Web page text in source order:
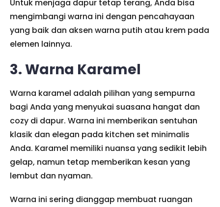
Untuk menjaga dapur tetap terang, Anda bisa
mengimbangi warna ini dengan pencahayaan
yang baik dan aksen warna putih atau krem pada
elemen lainnya.
3. Warna Karamel
Warna karamel adalah pilihan yang sempurna
bagi Anda yang menyukai suasana hangat dan
cozy di dapur. Warna ini memberikan sentuhan
klasik dan elegan pada kitchen set minimalis
Anda. Karamel memiliki nuansa yang sedikit lebih
gelap, namun tetap memberikan kesan yang
lembut dan nyaman.
Warna ini sering dianggap membuat ruangan